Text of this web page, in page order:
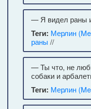
— Я видел раны
Теги: Мерлин
раны //
— Ты что, не
собаки и
Теги: Мерлин